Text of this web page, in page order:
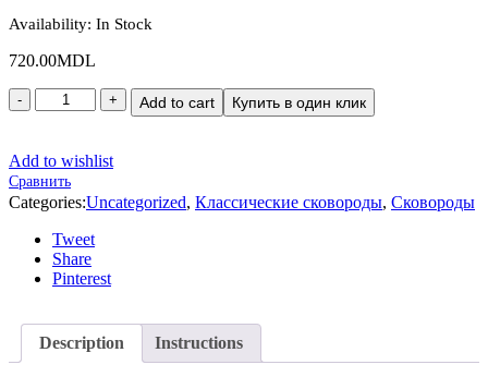
Availability: In Stock
720.00MDL
Add to cart Купить в один клик
Add to wishlist
Сравнить
Categories:Uncategorized, Классические сковороды, Сковороды
Tweet
Share
Pinterest
Description Instructions